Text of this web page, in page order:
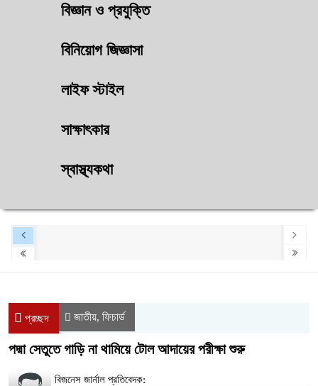
বিজ্ঞান ও প্রযুক্তি
বিনিয়োগ জিজ্ঞাসা
লাইফ স্টাইল
সাক্ষাৎকার
স্বাস্থ্যকথা
প্রচ্ছদ জাতীয়, ফিচার্ড
পদ্মা সেতুতে গাড়ি না থামিয়ে টোল আদায়ের পরীক্ষা শুরু
বিজনেস জার্নাল প্রতিবেদক: